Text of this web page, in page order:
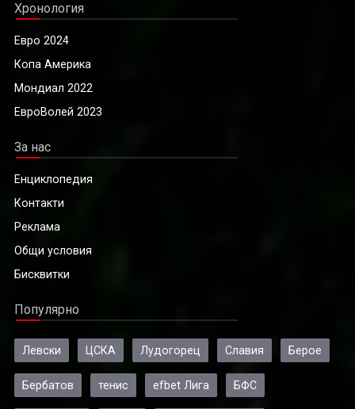
Хронология
Евро 2024
Копа Америка
Мондиал 2022
ЕвроВолей 2023
За нас
Енциклопедия
Контакти
Реклама
Общи условия
Бисквитки
Популярно
Левски ЦСКА Лудогорец Славия Берое
Бербатов тенис efbet Лига БФС